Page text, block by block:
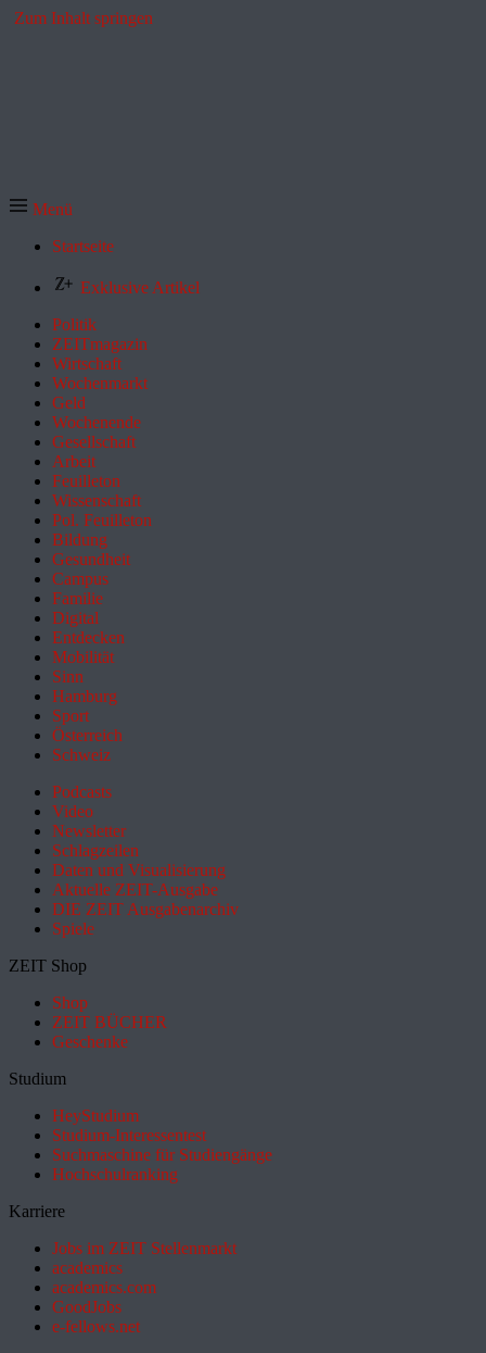
Zum Inhalt springen
Menü
Startseite
Exklusive Artikel
Politik
ZEITmagazin
Wirtschaft
Wochenmarkt
Geld
Wochenende
Gesellschaft
Arbeit
Feuilleton
Wissenschaft
Pol. Feuilleton
Bildung
Gesundheit
Campus
Familie
Digital
Entdecken
Mobilität
Sinn
Hamburg
Sport
Österreich
Schweiz
Podcasts
Video
Newsletter
Schlagzeilen
Daten und Visualisierung
Aktuelle ZEIT-Ausgabe
DIE ZEIT Ausgabenarchiv
Spiele
ZEIT Shop
Shop
ZEIT BÜCHER
Geschenke
Studium
HeyStudium
Studium-Interessentest
Suchmaschine für Studiengänge
Hochschulranking
Karriere
Jobs im ZEIT Stellenmarkt
academics
academics.com
GoodJobs
e-fellows.net